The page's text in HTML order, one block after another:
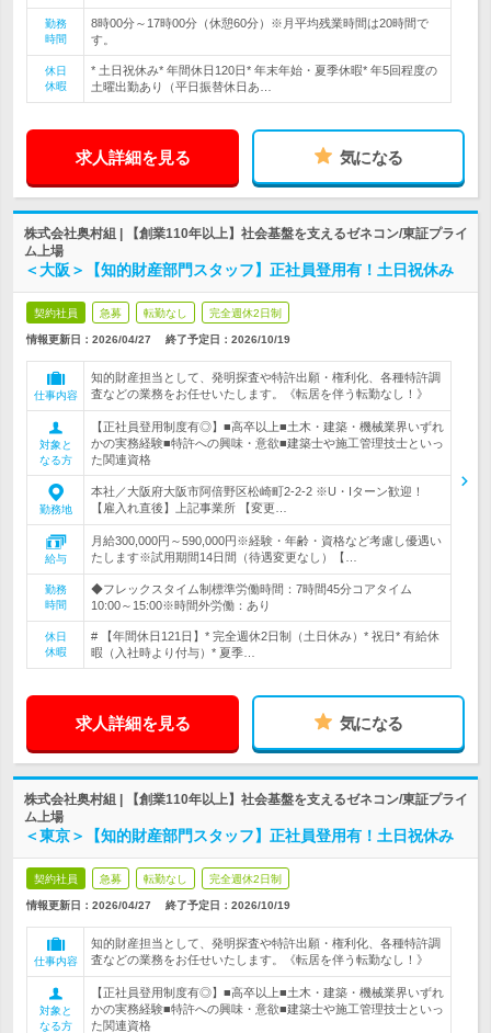
勤務
時間
8時00分～17時00分（休憩60分）※月平均残業時間は20時間で
す。
休日
休暇
* 土日祝休み* 年間休日120日* 年末年始・夏季休暇* 年5回程度の
土曜出勤あり（平日振替休日あ…
求人詳細を見る 気になる
株式会社奥村組 | 【創業110年以上】社会基盤を支えるゼネコン/東証プライ
ム上場
＜大阪＞【知的財産部門スタッフ】正社員登用有！土日祝休み
契約社員 急募 転勤なし 完全週休2日制
情報更新日：2026/04/27 終了予定日： 2026/10/19
仕事内容
知的財産担当として、発明探査や特許出願・権利化、各種特許調
査などの業務をお任せいたします。《転居を伴う転勤なし！》
対象と
なる方
【正社員登用制度有◎】■高卒以上■土木・建築・機械業界いずれ
かの実務経験■特許への興味・意欲■建築士や施工管理技士といっ
た関連資格
勤務地
本社／大阪府大阪市阿倍野区松崎町2-2-2 ※U・Iターン歓迎！
【雇入れ直後】上記事業所 【変更…
給与
月給300,000円～590,000円※経験・年齢・資格など考慮し優遇い
たします※試用期間14日間（待遇変更なし）【…
勤務
時間
◆フレックスタイム制標準労働時間：7時間45分コアタイム
10:00～15:00※時間外労働：あり
休日
休暇
# 【年間休日121日】* 完全週休2日制（土日休み）* 祝日* 有給休
暇（入社時より付与）* 夏季…
求人詳細を見る 気になる
株式会社奥村組 | 【創業110年以上】社会基盤を支えるゼネコン/東証プライ
ム上場
＜東京＞【知的財産部門スタッフ】正社員登用有！土日祝休み
契約社員 急募 転勤なし 完全週休2日制
情報更新日：2026/04/27 終了予定日： 2026/10/19
仕事内容
知的財産担当として、発明探査や特許出願・権利化、各種特許調
査などの業務をお任せいたします。《転居を伴う転勤なし！》
対象と
なる方
【正社員登用制度有◎】■高卒以上■土木・建築・機械業界いずれ
かの実務経験■特許への興味・意欲■建築士や施工管理技士といっ
た関連資格